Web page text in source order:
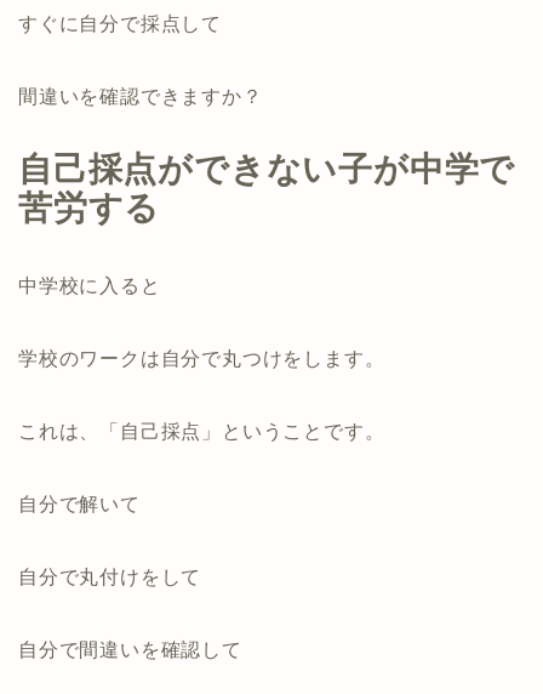
すぐに自分で採点して
間違いを確認できますか？
自己採点ができない子が中学で
苦労する
中学校に入ると
学校のワークは自分で丸つけをします。
これは、「自己採点」ということです。
自分で解いて
自分で丸付けをして
自分で間違いを確認して